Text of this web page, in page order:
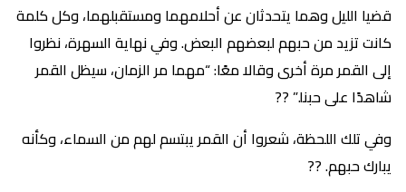
قضيا الليل وهما يتحدثان عن أحلامهما ومستقبلهما، وكل كلمة
كانت تزيد من حبهم لبعضهم البعض. وفي نهاية السهرة، نظروا
إلى القمر مرة أخرى وقالا معًا: “مهما مر الزمان، سيظل القمر
شاهدًا على حبنا.” ??
وفي تلك اللحظة، شعروا أن القمر يبتسم لهم من السماء، وكأنه
يبارك حبهم. ??